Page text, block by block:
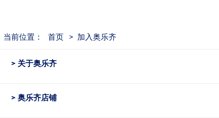
当前位置： 首页 > 加入奥乐齐
关于奥乐齐
奥乐齐店铺